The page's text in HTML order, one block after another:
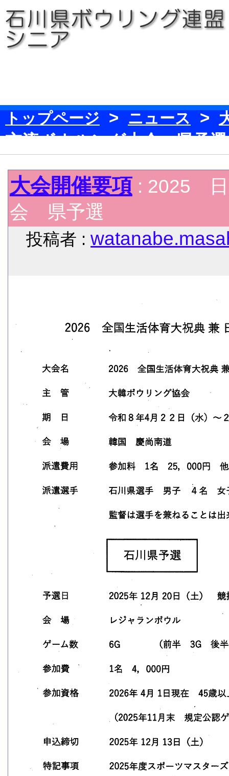
トップページ > ニュース >
交流ボウルング大会 県予選
大会開催要項 : 2025 日
会 県予選
投稿者 :